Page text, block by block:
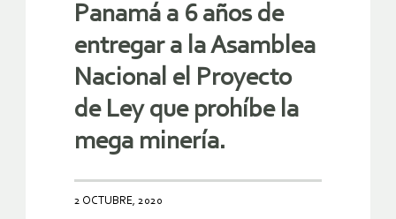
Panamá a 6 años de
entregar a la Asamblea
Nacional el Proyecto
de Ley que prohíbe la
mega minería.
2 OCTUBRE, 2020